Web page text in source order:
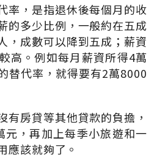
率，是指退休後每個月的收
的多少比例，一般約在五成
，成數可以降到五成；薪資
高。例如每月薪資所得4萬
替代率，就得要有2萬8000
有房貸等其他貸款的負擔，
元，再加上每季小旅遊和一
應該就夠了。